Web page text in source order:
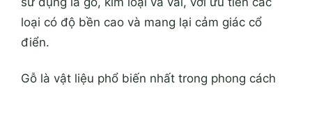
loại có độ bền cao và mang lại cảm giác cổ
điển.
Gỗ là vật liệu phổ biến nhất trong phong cách